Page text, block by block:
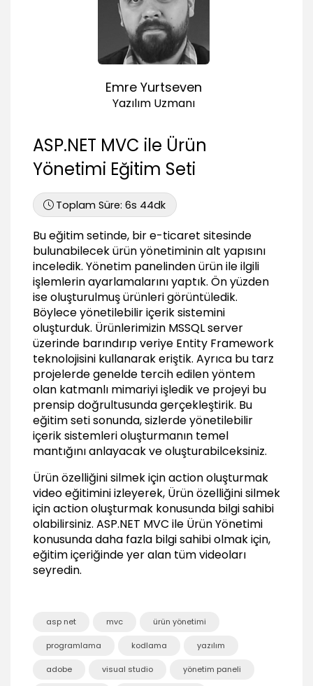
Codefirst yaklaşımı
Entity model oluşturmak
Dbcontext sınıfı
02:36
Dbcontext sınıfını test etmek
02:56
Database oluşturmak
02:42
Core katmanının görevi
01:39
Repository Pattern Uygulamak
Repository pattern temeli
08:20
Category nesneleri için repository tanımlamak
07:18
Product nesneleri için repository tanımlamak
03:51
Productimage nesneleri için repository
tanımlamak
03:41
Productfeature nesneleri için repository
03:14
Proje referansları ve güncelleme işlemleri
02:13
Dependency Injection Uygulamak
Dependency injection kavramı
03:51
06:22
Yönetim Paneli Projesi
Emre Yurtseven
Yazılım Uzmanı
ASP.NET MVC ile Ürün
Yönetimi Eğitim Seti
Toplam Süre:6s 44dk
Bu eğitim setinde, bir e-ticaret sitesinde
bulunabilecek ürün yönetiminin alt yapısını
inceledik. Yönetim panelinden ürün ile ilgili
işlemlerin ayarlamalarını yaptık. Ön yüzden
ise oluşturulmuş ürünleri görüntüledik.
Böylece yönetilebilir içerik sistemini
oluşturduk. Ürünlerimizin MSSQL server
üzerinde barındırıp veriye Entity Framework
teknolojisini kullanarak eriştik. Ayrıca bu tarz
projelerde genelde tercih edilen yöntem
olan katmanlı mimariyi işledik ve projeyi bu
prensip doğrultusunda gerçekleştirik. Bu
eğitim seti sonunda, sizlerde yönetilebilir
içerik sistemleri oluşturmanın temel
mantığını anlayacak ve oluşturabilceksiniz.
Ürün özelliğini silmek için action oluşturmak
video eğitimini izleyerek, Ürün özelliğini silmek
için action oluşturmak konusunda bilgi sahibi
olabilirsiniz. ASP.NET MVC ile Ürün Yönetimi
konusunda daha fazla bilgi sahibi olmak için,
eğitim içeriğinde yer alan tüm videoları
seyredin.
asp net mvc ürün yönetimi
programlama kodlama yazılım
adobe visual studio yönetim paneli